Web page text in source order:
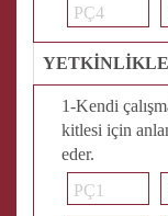
PÇ4
1-Kendi
kitlesi için
eder.
PÇ1